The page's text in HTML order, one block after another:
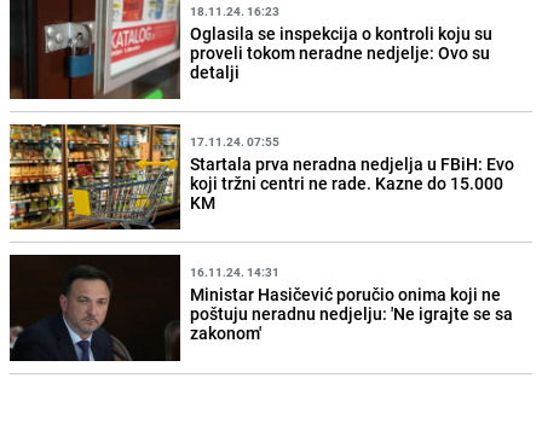
18.11.24. 16:23
Oglasila se inspekcija o kontroli koju su
proveli tokom neradne nedjelje: Ovo su
detalji
17.11.24. 07:55
Startala prva neradna nedjelja u FBiH: Evo
koji tržni centri ne rade. Kazne do 15.000
KM
16.11.24. 14:31
Ministar Hasičević poručio onima koji ne
poštuju neradnu nedjelju: 'Ne igrajte se sa
zakonom'